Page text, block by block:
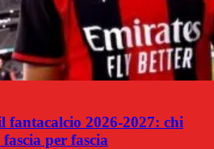
2026-2027: chi
per fascia